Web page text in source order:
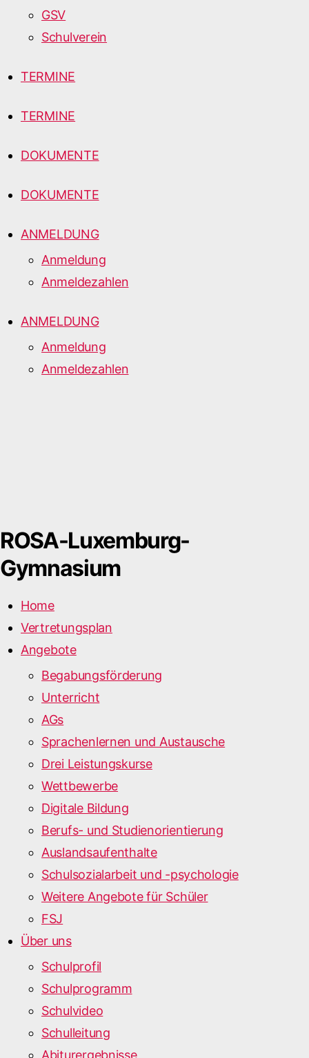
GSV
Schulverein
TERMINE
TERMINE
DOKUMENTE
DOKUMENTE
ANMELDUNG
Anmeldung
Anmeldezahlen
ANMELDUNG
Anmeldung
Anmeldezahlen
ROSA-Luxemburg-
Gymnasium
Home
Vertretungsplan
Angebote
Begabungsförderung
Unterricht
AGs
Sprachenlernen und Austausche
Drei Leistungskurse
Wettbewerbe
Digitale Bildung
Berufs- und Studienorientierung
Auslandsaufenthalte
Schulsozialarbeit und -psychologie
Weitere Angebote für Schüler
FSJ
Über uns
Schulprofil
Schulprogramm
Schulvideo
Schulleitung
Abiturergebnisse